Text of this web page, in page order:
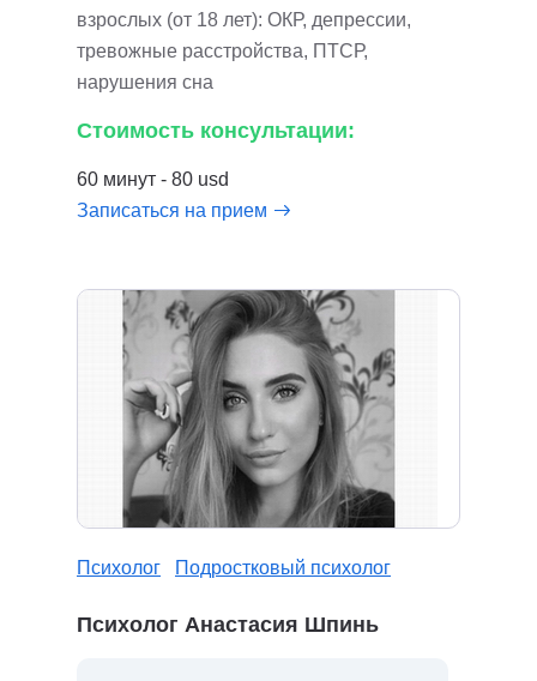
взрослых (от 18 лет): ОКР, депрессии,
тревожные расстройства, ПТСР,
нарушения сна
Стоимость консультации:
60 минут - 80 usd
Записаться на прием
Психолог Подростковый психолог
Психолог Анастасия Шпинь